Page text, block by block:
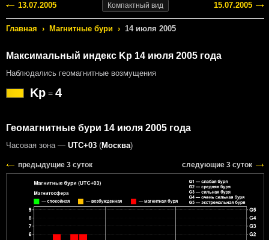
13.07.2005 Компактный вид 15.07.2005
Главная › Магнитные бури › 14 июля 2005
Максимальный индекс Kp 14 июля 2005 года
Наблюдались геомагнитные возмущения
Kp = 4
Геомагнитные бури 14 июля 2005 года
Часовая зона — UTC+03 (Москва)
предыдущие 3 суток следующие 3 суток